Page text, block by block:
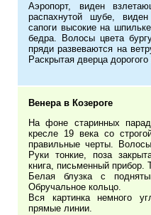
Аэропорт, виден
распахнутой шубе,
сапоги высокие на
бедра. Волосы цвета
пряди развеваются на
Раскрытая дверца
Венера в Козероге
На фоне старинных
кресле 19 века со
правильные черты.
Руки тонкие, поза
книга, письменный
Белая блузка с
Обручальное кольцо.
Вся картинка немного
прямые линии.